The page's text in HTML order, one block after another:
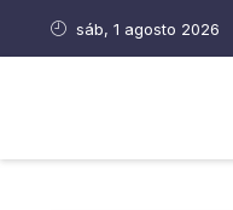
sáb, 1 agosto 2026